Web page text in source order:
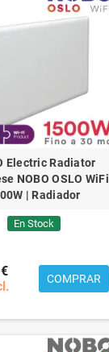
Electric Radiator
NOBO OSLO WiFi
| Radiador
En Stock
COMPRAR